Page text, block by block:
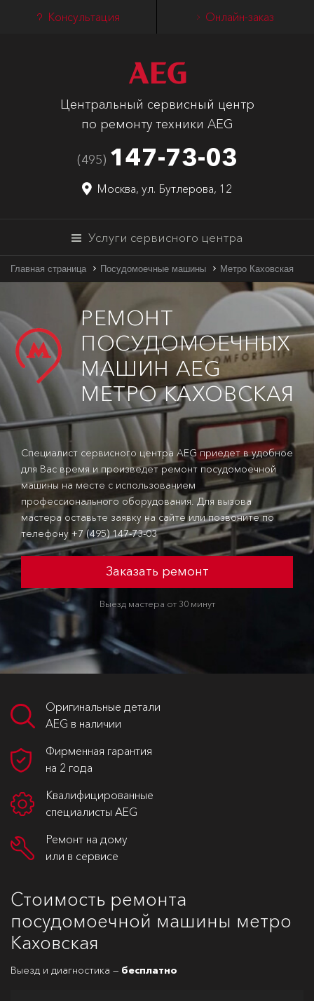
Консультация Онлайн-заказ
Центральный сервисный центр
по ремонту техники AEG
(495) 147-73-03
Москва, ул. Бутлерова, 12
Услуги сервисного центра
Главная страница Посудомоечные машины Метро Каховская
РЕМОНТ
ПОСУДОМОЕЧНЫХ
МАШИН AEG
МЕТРО КАХОВСКАЯ
Специалист сервисного центра AEG приедет в удобное
для Вас время и произведет ремонт посудомоечной
машины на месте с использованием
профессионального оборудования. Для вызова
мастера оставьте заявку на сайте или позвоните по
телефону +7 (495) 147-73-03
Заказать ремонт
Выезд мастера от 30 минут
Оригинальные детали
AEG в наличии
Фирменная гарантия
на 2 года
Квалифицированные
специалисты AEG
Ремонт на дому
или в сервисе
Стоимость ремонта
посудомоечной машины метро
Каховская
Выезд и диагностика — бесплатно